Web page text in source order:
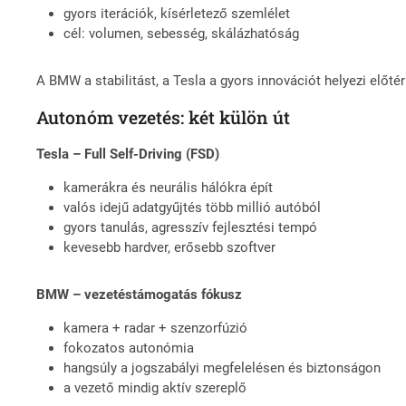
gyors iterációk, kísérletező szemlélet
cél: volumen, sebesség, skálázhatóság
A BMW a stabilitást, a Tesla a gyors innovációt helyezi
Autonóm vezetés: két külön út
Tesla – Full Self-Driving (FSD)
kamerákra és neurális hálókra épít
valós idejű adatgyűjtés több millió autóból
gyors tanulás, agresszív fejlesztési tempó
kevesebb hardver, erősebb szoftver
BMW – vezetéstámogatás fókusz
kamera + radar + szenzorfúzió
fokozatos autonómia
hangsúly a jogszabályi megfelelésen és biztonságon
a vezető mindig aktív szereplő